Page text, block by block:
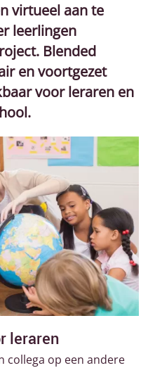
virtueel aan te
leerlingen
Blended
en voortgezet
voor leraren en
leraren
collega op een andere